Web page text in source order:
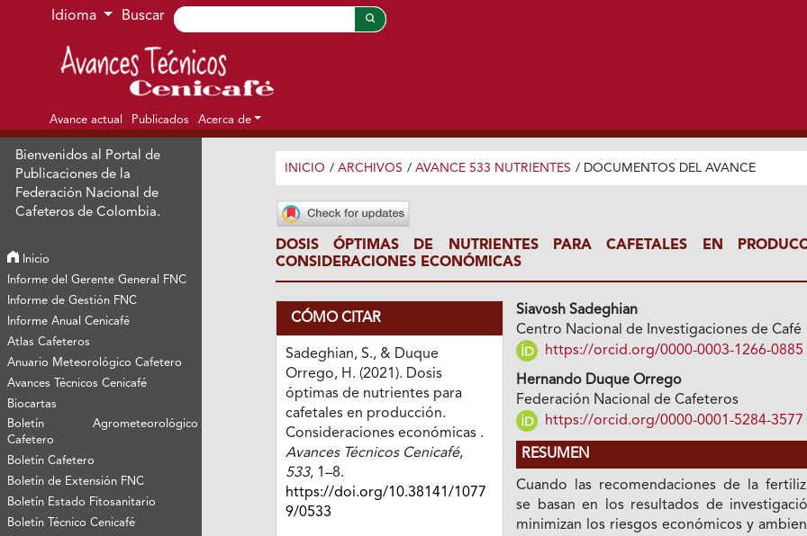
Ir al menú de navegación principal
Ir al contenido principal
Ir al pie de página del sitio
Idioma Buscar
Avance actual Publicados Acerca de
Bienvenidos al Portal de
Publicaciones de la
Federación Nacional de
Cafeteros de Colombia.
Inicio
Informe del Gerente General FNC
Informe de Gestión FNC
Informe Anual Cenicafé
Atlas Cafeteros
Anuario Meteorológico Cafetero
Avances Técnicos Cenicafé
Biocartas
Boletín Agrometeorológico
Cafetero
Boletín Cafetero
Boletín de Extensión FNC
Boletín Estado Fitosanitario
Boletín Técnico Cenicafé
INICIO / ARCHIVOS / AVANCE 533 NUTRIENTES / DOCUMENTOS DEL AVANCE
DOSIS ÓPTIMAS DE NUTRIENTES PARA CAFETALES EN
CONSIDERACIONES ECONÓMICAS
CÓMO CITAR
Sadeghian, S., & Duque
Orrego, H. (2021). Dosis
óptimas de nutrientes para
cafetales en producción.
Consideraciones económicas .
Avances Técnicos Cenicafé,
533, 1–8.
https://doi.org/10.38141/1077
9/0533
Siavosh Sadeghian
Centro Nacional de Investigaciones de Café
https://orcid.org/0000-0003-1266-0885
Hernando Duque Orrego
Federación Nacional de Cafeteros
https://orcid.org/0000-0001-5284-3577
RESUMEN
Cuando las recomendaciones de la
se basan en los resultados de
minimizan los riesgos económicos y